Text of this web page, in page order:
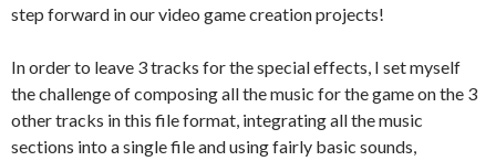
step forward in our video game creation projects!
In order to leave 3 tracks for the special effects, I set myself
the challenge of composing all the music for the game on the 3
other tracks in this file format, integrating all the music
sections into a single file and using fairly basic sounds,